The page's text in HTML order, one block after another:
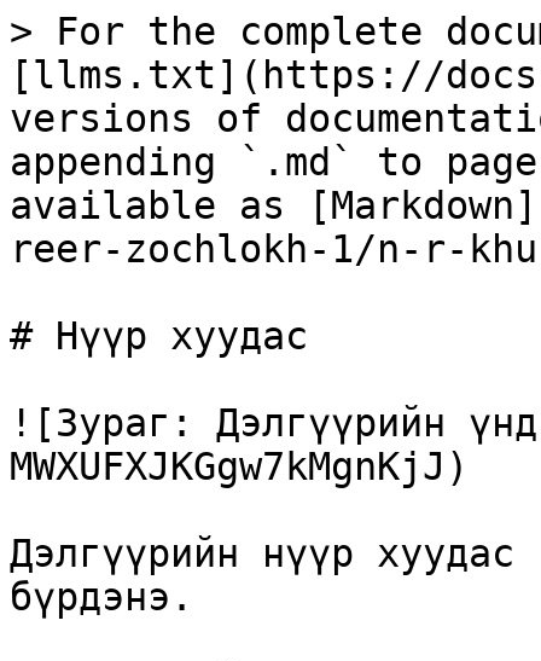
> For the complete
[llms.txt](https://
versions of
appending `.md` to
available as
reer-zochlokh-1/n-r-
# Нүүр хуудас
![Зураг: Дэлгүүрийн
MWXUFXJKGgw7kMgnKjJ)
Дэлгүүрийн нүүр хуудас
бүрдэнэ.